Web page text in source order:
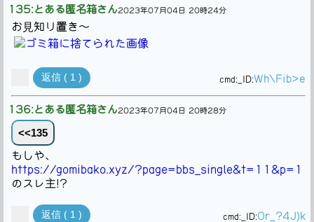
135:とある匿名箱さん2023年07月04日 20時24分
お見知り置き〜
返信 ( 1 ) cmd: _ID:Wh\Fib>e
136:とある匿名箱さん2023年07月04日 20時28分
<<135
もしや、
https://gomibako.xyz/?page=bbs_single&t=11&p=1
のスレ主!?
返信 ( 1 ) cmd: _ID:Or_?4J)k